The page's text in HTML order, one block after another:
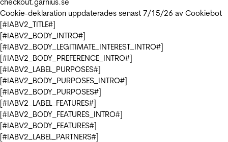
Cookie-deklaration uppdaterades senast 7/15/26 av Cookiebot
[#IABV2_TITLE#]
[#IABV2_BODY_INTRO#]
[#IABV2_BODY_LEGITIMATE_INTEREST_INTRO#]
[#IABV2_BODY_PREFERENCE_INTRO#]
[#IABV2_LABEL_PURPOSES#]
[#IABV2_BODY_PURPOSES_INTRO#]
[#IABV2_BODY_PURPOSES#]
[#IABV2_LABEL_FEATURES#]
[#IABV2_BODY_FEATURES_INTRO#]
[#IABV2_BODY_FEATURES#]
[#IABV2_LABEL_PARTNERS#]